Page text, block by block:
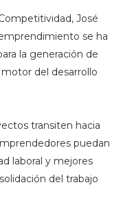
José
se ha
la generación de
del desarrollo
transiten hacia
puedan
laboral y mejores
del trabajo